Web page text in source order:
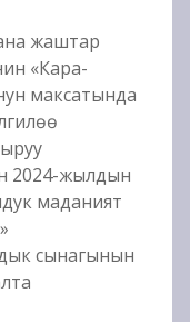
жаштар
«Кара-
максатында
2024-жылдын
маданият
сынагынын